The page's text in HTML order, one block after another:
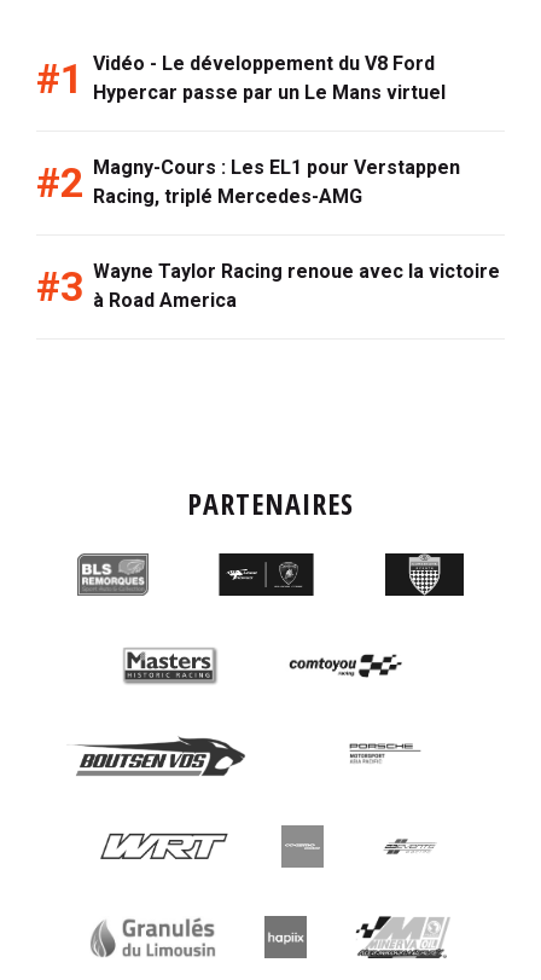
Vidéo - Le développement du V8 Ford
Hypercar passe par un Le Mans virtuel
Magny-Cours : Les EL1 pour Verstappen
Racing, triplé Mercedes-AMG
Wayne Taylor Racing renoue avec la victoire
à Road America
PARTENAIRES